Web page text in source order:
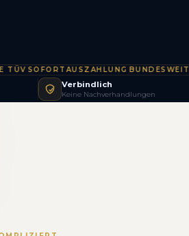
·SOFORTAUSZAHLUNG BUNDESWEITE
Verbindlich
Keine Nachverhandlungen